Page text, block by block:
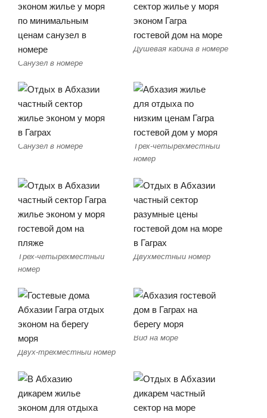
Санузел в номере
Душевая кабина в номере
Санузел в номере
Трех-четырехместный
номер
Трех-четырехместный
номер
Двухместный номер
Двух-трехместный номер
Вид на море